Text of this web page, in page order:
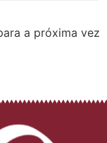
a próxima vez